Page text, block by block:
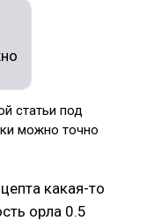
статьи под
можно точно
какая-то
орла 0.5